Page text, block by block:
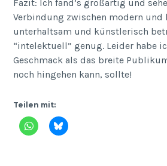
Fazit: Ich fand’s großartig und
Verbindung zwischen modern und
unterhaltsam und künstlerisch
“intelektuell” genug. Leider habe
Geschmack als das breite
noch hingehen kann, sollte!
Teilen mit: